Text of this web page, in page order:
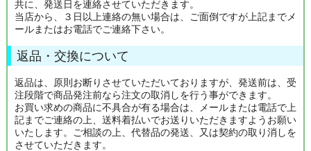
共に、発送日を連絡させていただきます。
当店から、３日以上連絡の無い場合は、ご面倒ですが上記までメ
ールまたはお電話でご連絡下さい。
返品・交換について
返品は、原則お断りさせていただいておりますが、発送前は、受
注段階で商品発注前なら注文の取消しを行う事ができます。
お買い求めの商品に不具合が有る場合は、メールまたは電話で上
記までご連絡の上、送料着払いでお送りいただきますようお願い
いたします。ご相談の上、代替品の発送、又は契約の取り消しを
させていただきます。